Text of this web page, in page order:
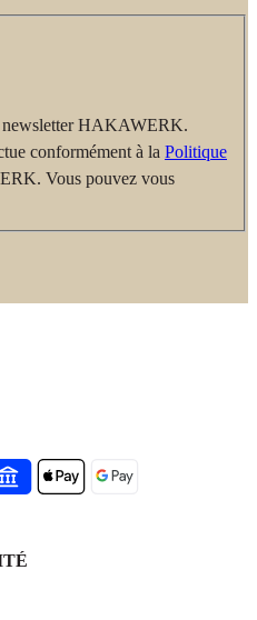
newsletter HAKAWERK.
conformément à la Politique
Vous pouvez vous